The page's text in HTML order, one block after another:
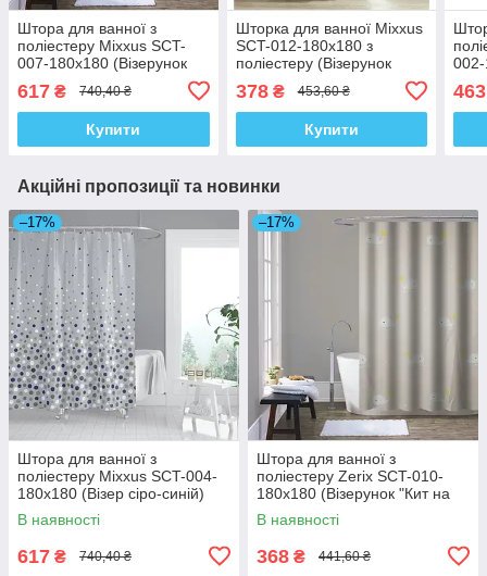
Штора для ванної з
поліестеру Mixxus SCT-
007-180x180 (Візерунок
617 ₴ 740,40 ₴
Купити
Шторка для ванної Mixxus
SCT-012-180x180 з
поліестеру (Візерунок
рожево-сірий) (AC3582)
378₴ 453,60 ₴
Купити
002-
463
Акційні пропозиції та новинки
–17%
Штора для ванної з
поліестеру Mixxus SCT-004-
180x180 (Візер сіро-синій)
(AC0652)
В наявності
617 ₴ 740,40 ₴
–17%
Штора для ванної з
поліестеру Zerix SCT-010-
180x180 (Візерунок "Кит на
бежевому тлі") (ZX4983)
В наявності
368 ₴ 441,60 ₴